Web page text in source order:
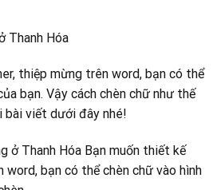
Thanh Hóa
thiệp mừng trên word, bạn có thể
bạn. Vậy cách chèn chữ như thế
bài viết dưới đây nhé!